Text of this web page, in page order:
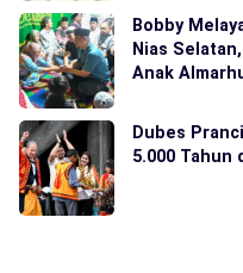
Bobby
Nias
Anak
Dubes
5.000 Tahun